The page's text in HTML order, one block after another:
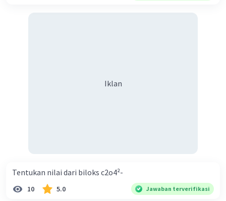
Iklan
Tentukan nilai dari biloks c2o4²-
10 5.0 Jawaban terverifikasi